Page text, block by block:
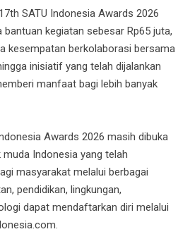
SATU Indonesia Awards 2026
kegiatan sebesar Rp65 juta,
kesempatan berkolaborasi bersama
inisiatif yang telah dijalankan
manfaat bagi lebih banyak
Awards 2026 masih dibuka
muda Indonesia yang telah
masyarakat melalui berbagai
pendidikan, lingkungan,
dapat mendaftarkan diri melalui